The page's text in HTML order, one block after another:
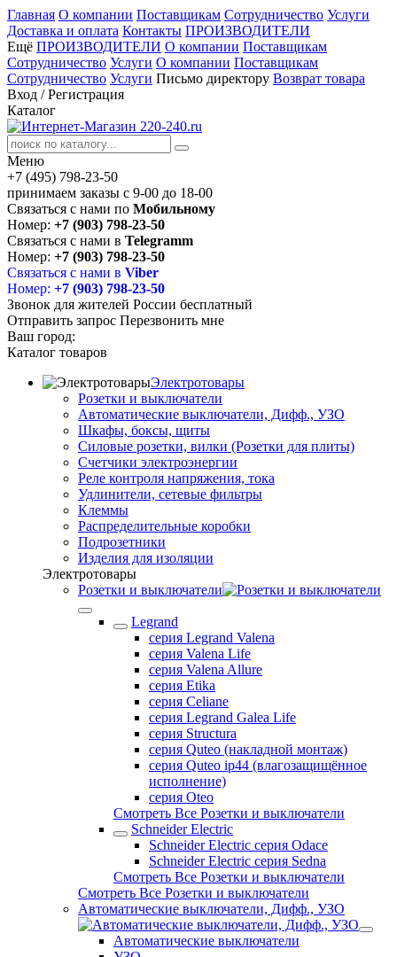
Главная О компании Поставщикам Сотрудничество Услуги
Доставка и оплата Контакты ПРОИЗВОДИТЕЛИ
Ещё ПРОИЗВОДИТЕЛИ О компании Поставщикам
Сотрудничество Услуги О компании Поставщикам
Сотрудничество Услуги Письмо директору Возврат товара
Вход /Регистрация
Каталог
Меню
+7 (495) 798-23-50
принимаем заказы с 9-00 до 18-00
Связаться с нами по Мобильному
Номер: +7 (903) 798-23-50
Связаться с нами в Telegramm
Номер: +7 (903) 798-23-50
Связаться с нами в Viber
Номер: +7 (903) 798-23-50
Звонок для жителей России бесплатный
Отправить запрос Перезвонить мне
Ваш город:
Каталог товаров
Электротовары
Розетки и выключатели
Автоматические выключатели, Дифф., УЗО
Шкафы, боксы, щиты
Силовые розетки, вилки (Розетки для плиты)
Счетчики электроэнергии
Реле контроля напряжения, тока
Удлинители, сетевые фильтры
Клеммы
Распределительные коробки
Подрозетники
Изделия для изоляции
Электротовары
Розетки и выключатели
Legrand
серия Legrand Valena
серия Valena Life
серия Valena Allure
серия Etika
серия Celiane
серия Legrand Galea Life
серия Structura
серия Quteo (накладной монтаж)
серия Quteo ip44 (влагозащищённое
исполнение)
серия Oteo
Смотреть Все Розетки и выключатели
Schneider Electric
Schneider Electric серия Odace
Schneider Electric серия Sedna
Смотреть Все Розетки и выключатели
Смотреть Все Розетки и выключатели
Автоматические выключатели, Дифф., УЗО
Автоматические выключатели